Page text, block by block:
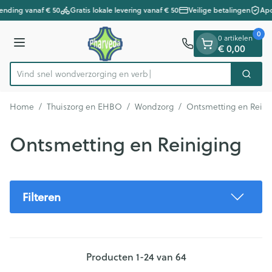
Ga naar de inhoud
1 van 1
vanaf € 50 Gratis lokale levering vanaf € 50 Veilige betalingen
Menu
Product, merk, categorie...
Vind snel wondverzorging en verband Zoek
0 artikelen
€ 0,00
0
Home / Thuiszorg en EHBO / Wondzorg / Ontsmetting en
Ontsmetting en Reiniging
Filteren
Producten 1-24van 64